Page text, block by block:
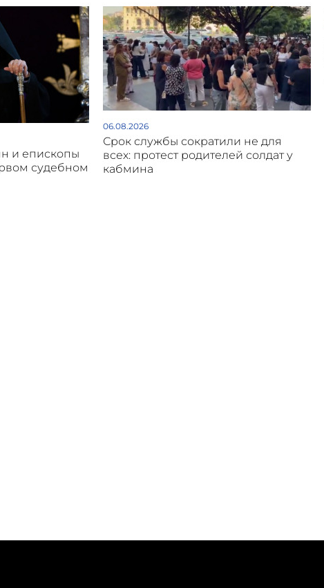
и епископы
судебном
06.08.2026
Срок службы сократили не для
всех: протест родителей солдат у
кабмина